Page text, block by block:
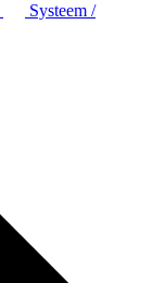
Systeem /